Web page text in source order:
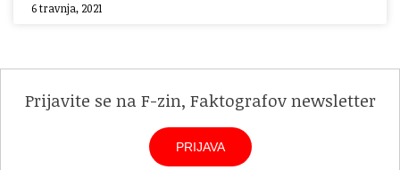
6 travnja, 2021
Prijavite se na F-zin, Faktografov newsletter
PRIJAVA